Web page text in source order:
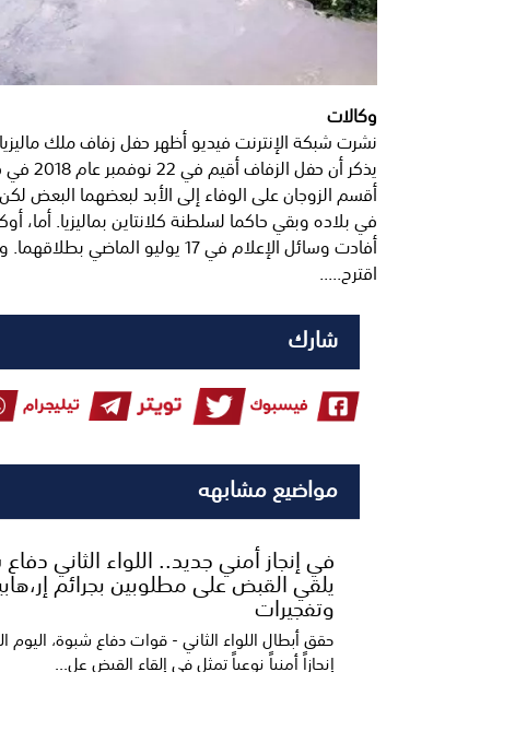
وكالات
نشرت شبكة الإنترنت فيديو أظهر حفل زفاف ملك
في بلاده وبقي حاكما لسلطنة كلانتاين بماليزيا. أما،
أفادت وسائل الإعلام في 17
اقترح.....
شارك
مواضيع مشابهه
​في إنجاز أمني جديد.. اللواء الثاني
يلقي القبض على مطلوبين بجرائم
وتفجيرات
حقق أبطال اللواء الثاني - قوات دفاع شبوة، اليوم
إنجازاً أمنياً نوعياً تمثل في إلقاء القبض عل...